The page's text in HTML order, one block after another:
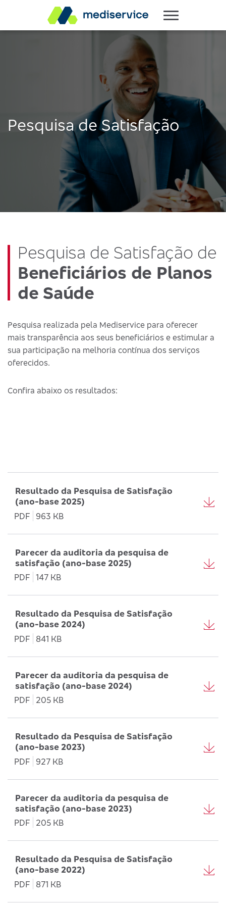
Pesquisa de Satisfação
Pesquisa de Satisfação de
Beneficiários de Planos
de Saúde
Pesquisa realizada pela Mediservice para oferecer
mais transparência aos seus beneficiários e estimular a
sua participação na melhoria contínua dos serviços
oferecidos.
Confira abaixo os resultados:
Resultado da Pesquisa de Satisfação
(ano-base 2025)
PDF
963 KB
Parecer da auditoria da pesquisa de
satisfação (ano-base 2025)
PDF 147 KB
Resultado da Pesquisa de Satisfação
(ano-base 2024)
PDF
841 KB
Parecer da auditoria da pesquisa de
satisfação (ano-base 2024)
PDF
205 KB
Resultado da Pesquisa de Satisfação
(ano-base 2023)
PDF
927 KB
Parecer da auditoria da pesquisa de
satisfação (ano-base 2023)
PDF
205 KB
Resultado da Pesquisa de Satisfação
(ano-base 2022)
PDF
871 KB